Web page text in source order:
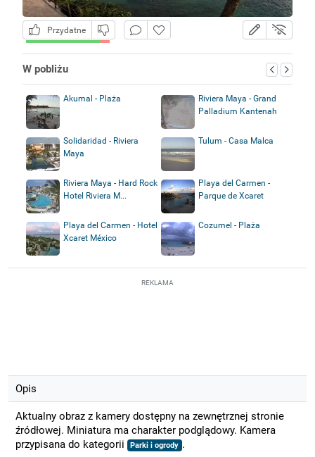
Przydatne
W pobliżu
Akumal - Plaża
Riviera Maya - Grand
Palladium Kantenah
Solidaridad - Riviera
Maya
Tulum - Casa Malca
Riviera Maya - Hard Rock
Hotel Riviera M...
Playa del Carmen -
Parque de Xcaret
Playa del Carmen - Hotel
Xcaret México
Cozumel - Plaża
REKLAMA
Opis
Aktualny obraz z kamery dostępny na zewnętrznej stronie
źródłowej. Miniatura ma charakter podglądowy. Kamera
przypisana do kategorii
Parki i ogrody .